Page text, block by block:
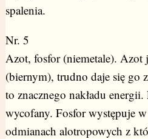
spalenia.
Nr. 5
Azot, fosfor (niemetale). Azot
(biernym), trudno daje się go
to znacznego nakładu
wycofany. Fosfor występuje
odmianach alotropowych z